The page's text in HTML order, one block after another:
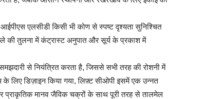
एलसीडी किसी भी कोण से स्पष्ट दृश्यता सुनिश्चित
की तुलना में कंट्रास्ट अनुपात और सूर्य के प्रकाश में
से नियंत्रित करता है, जिससे सभी तरह की रोशनी में
के लिए डिज़ाइन किया गया,लिफ़्टसीओपीइसमें एक उन्नत
प्राकृतिक मानव जैविक चक्रों के साथ पूरी तरह से तालमेल